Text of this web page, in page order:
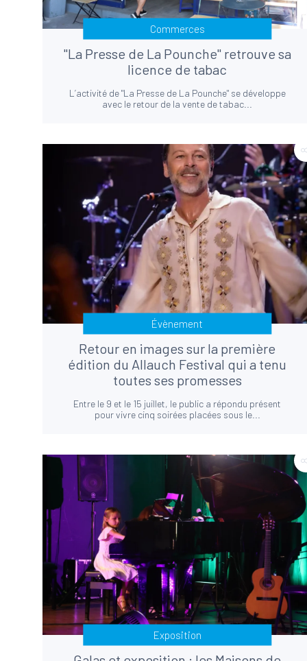
Commerces
"La Presse de La Pounche" retrouve sa
licence de tabac
L’activité de "La Presse de La Pounche" se développe
avec le retour de la vente de tabac...
Évènement
Retour en images sur la première
édition du Allauch Festival qui a tenu
toutes ses promesses
Entre le 9 et le 15 juillet, le public a répondu présent
pour vivre cinq soirées placées sous le...
Exposition